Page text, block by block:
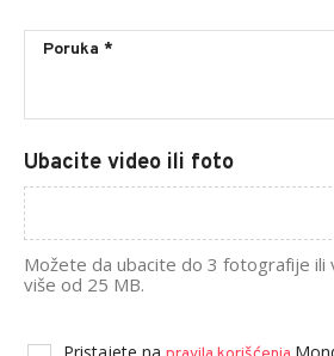
Ubacite video ili foto
Možete da ubacite do 3 fotografije ili
više od 25 MB.